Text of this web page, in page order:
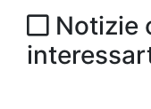
Notizie